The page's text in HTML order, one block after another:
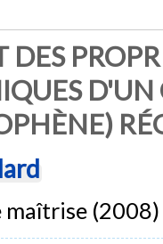
DES
(2008)